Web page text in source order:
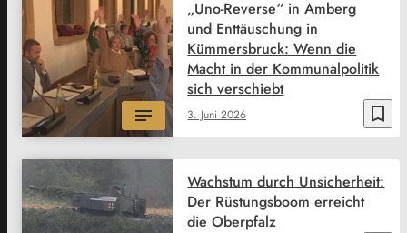
bookmark_border
3. Juni 2026
„Uno-Reverse“ in Amberg
und Enttäuschung in
Kümmersbruck: Wenn die
Macht in der Kommunalpolitik
sich verschiebt
Wachstum durch Unsicherheit:
Der Rüstungsboom erreicht
die Oberpfalz